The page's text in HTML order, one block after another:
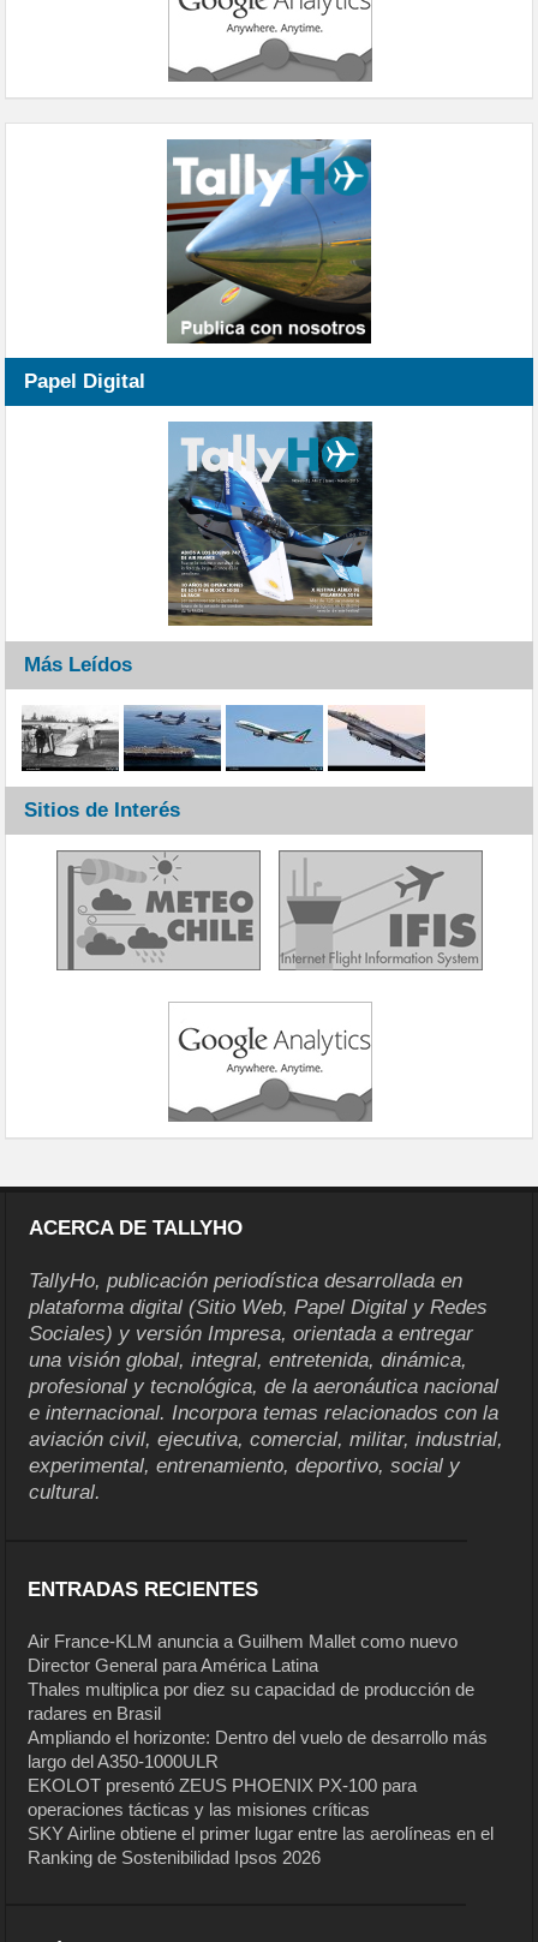
Papel Digital
Más Leídos
Sitios de Interés
ACERCA DE TALLYHO
TallyHo, publicación periodística desarrollada en
plataforma digital (Sitio Web, Papel Digital y Redes
Sociales) y versión Impresa, orientada a entregar
una visión global, integral, entretenida, dinámica,
profesional y tecnológica, de la aeronáutica nacional
e internacional. Incorpora temas relacionados con la
aviación civil, ejecutiva, comercial, militar, industrial,
experimental, entrenamiento, deportivo, social y
cultural.
ENTRADAS RECIENTES
Air France-KLM anuncia a Guilhem Mallet como nuevo
Director General para América Latina
Thales multiplica por diez su capacidad de producción de
radares en Brasil
Ampliando el horizonte: Dentro del vuelo de desarrollo más
largo del A350-1000ULR
EKOLOT presentó ZEUS PHOENIX PX-100 para
operaciones tácticas y las misiones críticas
SKY Airline obtiene el primer lugar entre las aerolíneas en el
Ranking de Sostenibilidad Ipsos 2026